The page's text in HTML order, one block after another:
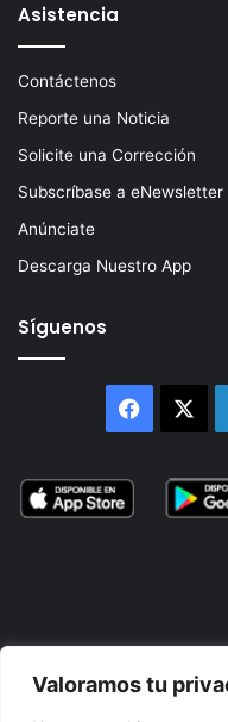
Valoramos tu
Asistencia
Contáctenos
Reporte una Noticia
Solicite una Corrección
Subscríbase a eNewsletter
Anúnciate
Descarga Nuestro App
Síguenos